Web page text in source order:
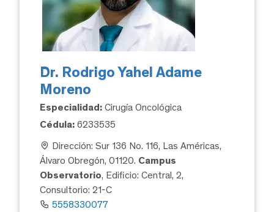
Dr. Rodrigo Yahel Adame
Moreno
Especialidad: Cirugía Oncológica
Cédula: 6233535
Dirección: Sur 136 No. 116, Las Américas,
Álvaro Obregón, 01120. Campus
Observatorio, Edificio: Central, 2,
Consultorio: 21-C
5558330077